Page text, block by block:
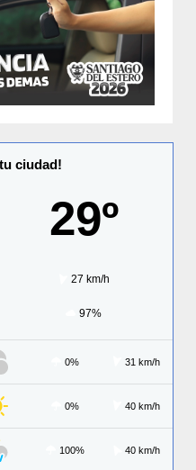
ciudad!
29º
27 km/h
97%
0% 31 km/h
0% 40 km/h
100% 40 km/h